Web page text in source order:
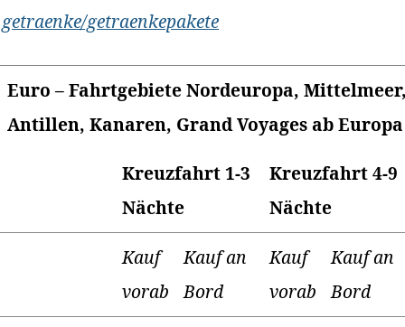
getraenke/getraenkepakete
Euro – Fahrtgebiete Nordeuropa,
Antillen, Kanaren, Grand Voyages ab Europa
Kreuzfahrt 1-3
Nächte
Kreuzfahrt 4-9
Nächte
Kauf
vorab
Kauf an
Bord
Kauf
vorab
Kauf an
Bord